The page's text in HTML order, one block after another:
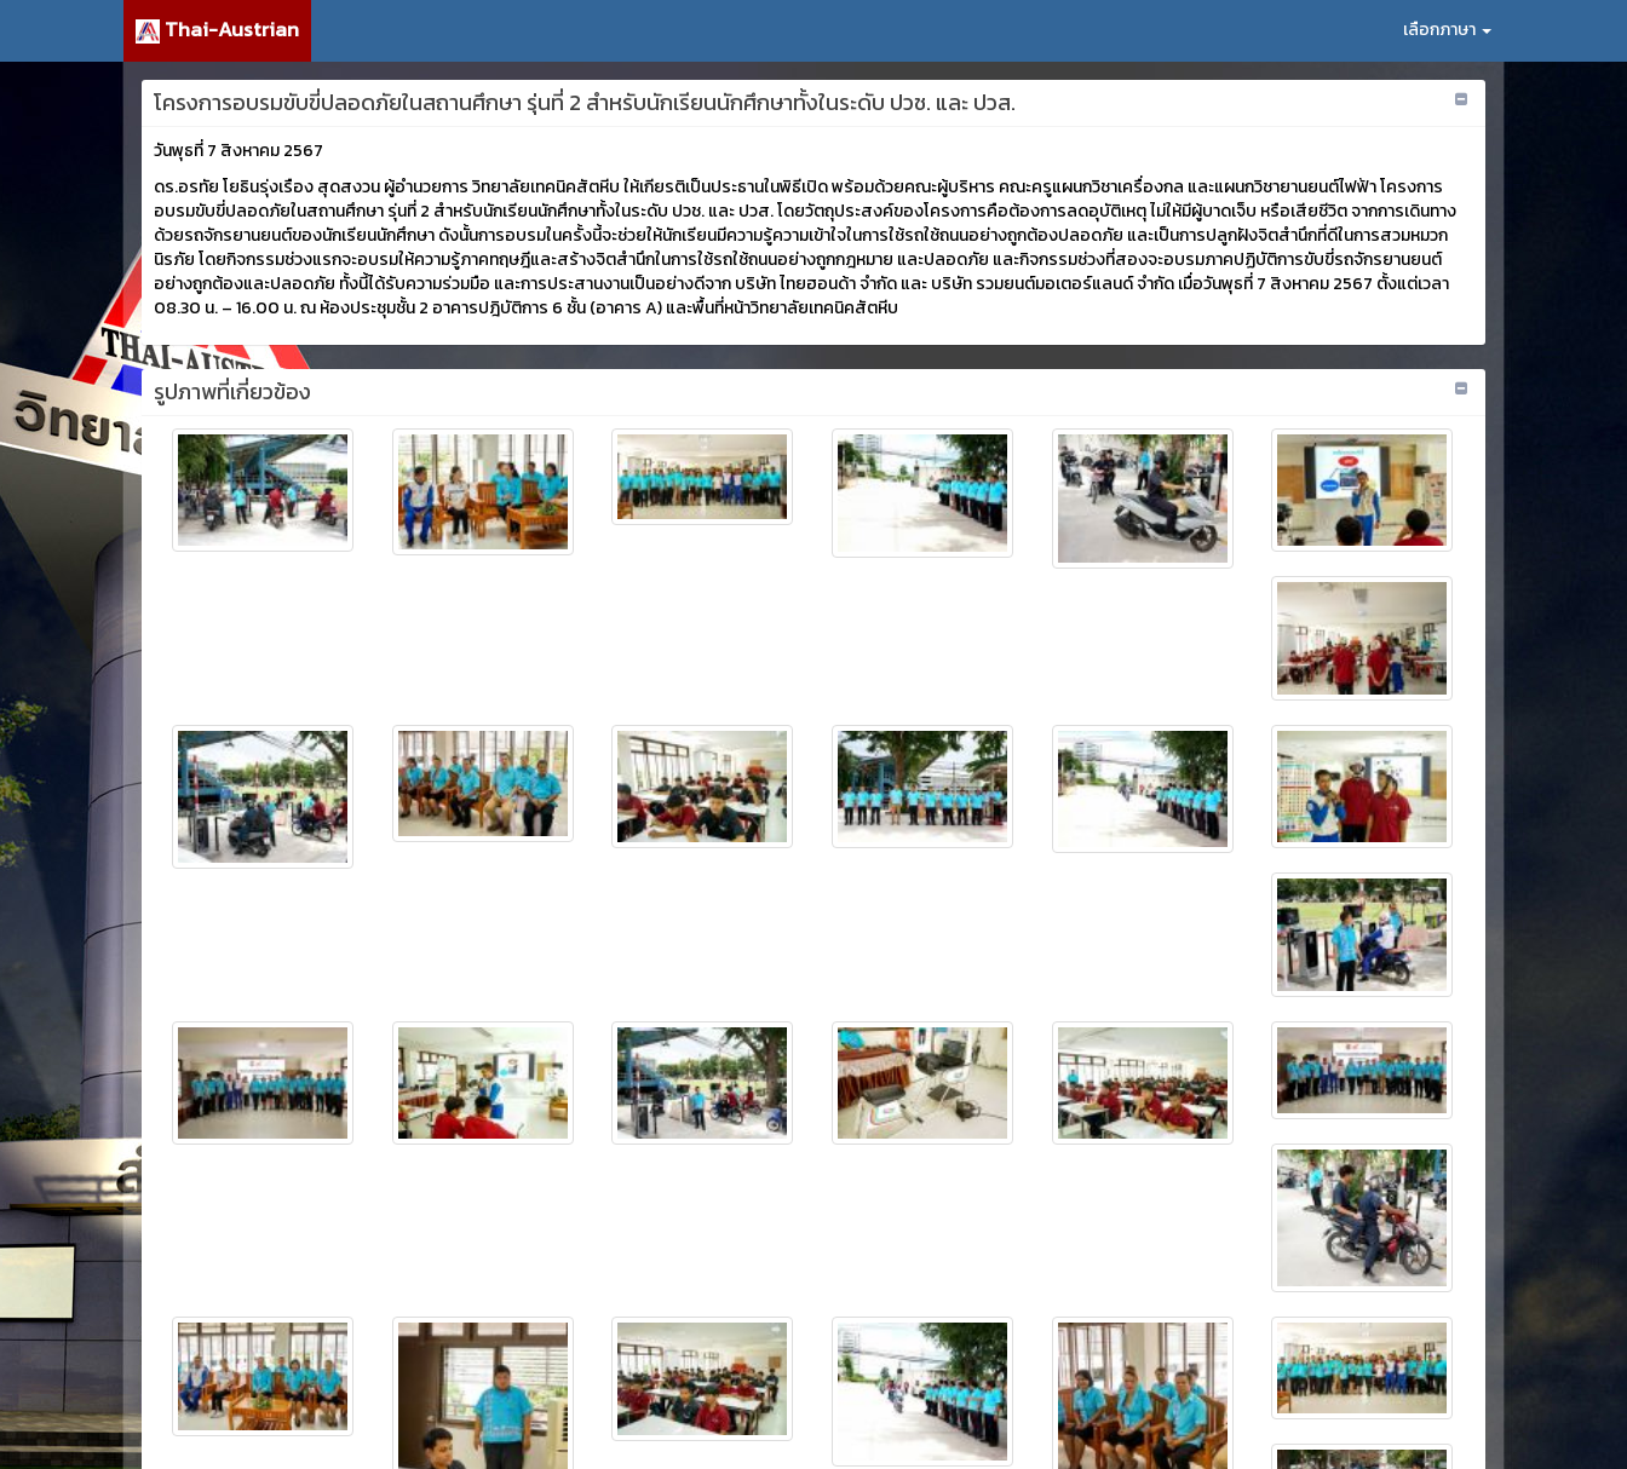
Thai-Austrian เลือกภาษา
โครงการอบรมขับขี่ปลอดภัยในสถานศึกษา รุ่นที่ 2 สำหรับนักเรียนนักศึกษาทั้งในระดับ ปวช. และ ปวส.
วันพุธที่ 7 สิงหาคม 2567
ดร.อรทัย โยธินรุ่งเรือง สุดสงวน ผู้อำนวยการ วิทยาลัยเทคนิคสัตหีบ ให้เกียรติเป็นประธานในพิธีเปิด พร้อมด้วยคณะผู้บริหาร คณะครูแผนกวิชาเครื่องกล และแผนกวิชายานยนต์ไฟฟ้า โครงการ
อบรมขับขี่ปลอดภัยในสถานศึกษา รุ่นที่ 2 สำหรับนักเรียนนักศึกษาทั้งในระดับ ปวช. และ ปวส. โดยวัตถุประสงค์ของโครงการคือต้องการลดอุบัติเหตุ ไม่ให้มีผู้บาดเจ็บ หรือเสียชีวิต จากการเดินทาง
ด้วยรถจักรยานยนต์ของนักเรียนนักศึกษา ดังนั้นการอบรมในครั้งนี้จะช่วยให้นักเรียนมีความรู้ความเข้าใจในการใช้รถใช้ถนนอย่างถูกต้องปลอดภัย และเป็นการปลูกฝังจิตสำนึกที่ดีในการสวมหมวก
นิรภัย โดยกิจกรรมช่วงแรกจะอบรมให้ความรู้ภาคทฤษฎีและสร้างจิตสำนึกในการใช้รถใช้ถนนอย่างถูกกฎหมาย และปลอดภัย และกิจกรรมช่วงที่สองจะอบรมภาคปฏิบัติการขับขี่รถจักรยานยนต์
อย่างถูกต้องและปลอดภัย ทั้งนี้ได้รับความร่วมมือ และการประสานงานเป็นอย่างดีจาก บริษัท ไทยฮอนด้า จำกัด และ บริษัท รวมยนต์มอเตอร์แลนด์ จำกัด เมื่อวันพุธที่ 7 สิงหาคม 2567 ตั้งแต่เวลา
08.30 น. – 16.00 น. ณ ห้องประชุมชั้น 2 อาคารปฎิบัติการ 6 ชั้น (อาคาร A) และพื้นที่หน้าวิทยาลัยเทคนิคสัตหีบ
รูปภาพที่เกี่ยวข้อง